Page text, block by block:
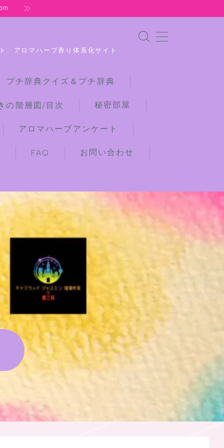
、アロマハーブ香り体系化サイト
チ辞典クイズ＆プチ辞典
の階層図/目次 秘密部屋
アロマハーブアンケート
FAQ お問い合わせ